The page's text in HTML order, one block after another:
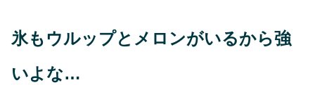
氷もウルップとメロンがいるから強
いよな…